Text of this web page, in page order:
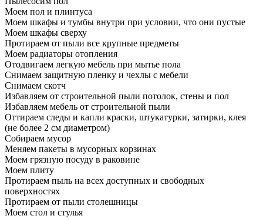
Моем пол и плинтуса
Моем шкафы и тумбы внутри при условии, что они пустые
Моем шкафы сверху
Протираем от пыли все крупные предметы
Моем радиаторы отопления
Отодвигаем легкую мебель при мытье пола
Снимаем защитную пленку и чехлы с мебели
Снимаем скотч
Избавляем от строительной пыли потолок, стены и пол
Избавляем мебель от строительной пыли
Оттираем следы и капли краски, штукатурки, затирки, клея
(не более 2 см диаметром)
Собираем мусор
Меняем пакеты в мусорных корзинах
Моем грязную посуду в раковине
Моем плиту
Протираем пыль на всех доступных и свободных
поверхностях
Протираем от пыли столешницы
Моем стол и стулья